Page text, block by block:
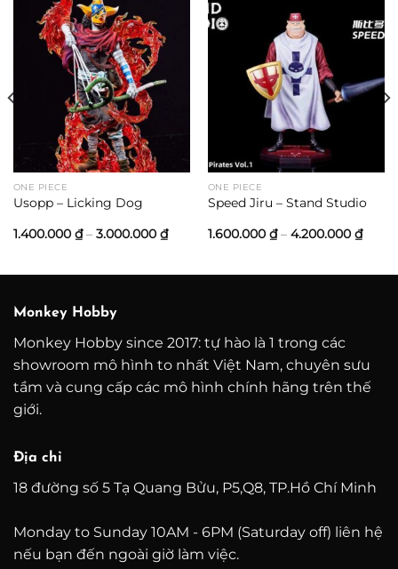
ONE PIECE
Usopp – Licking Dog
1.400.000 ₫ – 3.000.000 ₫Khoảng
giá:
đến
ONE PIECE
Speed Jiru – Stand Studio
1.600.000 ₫ – 4.200.000 ₫
giá:
đến
Monkey Hobby
Monkey Hobby since 2017: tự hào là 1 trong các
showroom mô hình to nhất Việt Nam, chuyên sưu
tầm và cung cấp các mô hình chính hãng trên thế
giới.
Địa chỉ
18 đường số 5 Tạ Quang Bửu, P5,Q8, TP.Hồ Chí Minh
Monday to Sunday 10AM - 6PM (Saturday off) liên hệ
nếu bạn đến ngoài giờ làm việc.